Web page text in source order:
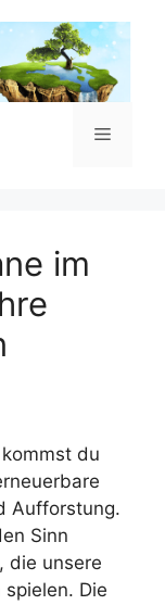
Menü
im
du
Aufforstung.
Sinn
die unsere
Die